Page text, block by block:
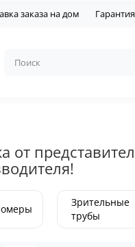
заказа на дом Гарантия
от
Зрительные
трубы